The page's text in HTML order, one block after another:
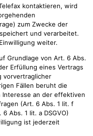
kontaktieren, wird
zum Zwecke der
und verarbeitet.
weiter.
Grundlage von Art. 6 Abs.
Erfüllung eines Vertrags
vorvertraglicher
Fällen beruht die
an der effektiven
(Art. 6 Abs. 1 lit. f
Abs. 1 lit. a DSGVO)
ist jederzeit